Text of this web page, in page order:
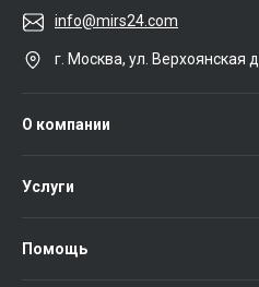
info@mirs24.com
г. Москва, ул. Верхоянская
О компании
Услуги
Помощь